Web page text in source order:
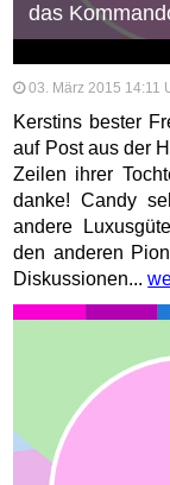
das
03. März 2015 14:11
Kerstins bester
auf Post aus der
Zeilen ihrer
danke! Candy
andere
den anderen
Diskussionen...